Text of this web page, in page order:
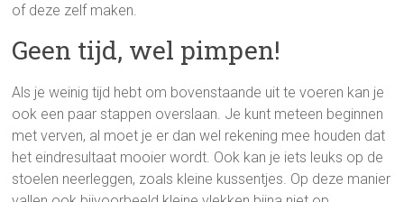
of deze zelf maken.
Geen tijd, wel pimpen!
Als je weinig tijd hebt om bovenstaande uit te voeren kan je
ook een paar stappen overslaan. Je kunt meteen beginnen
met verven, al moet je er dan wel rekening mee houden dat
het eindresultaat mooier wordt. Ook kan je iets leuks op de
stoelen neerleggen, zoals kleine kussentjes. Op deze manier